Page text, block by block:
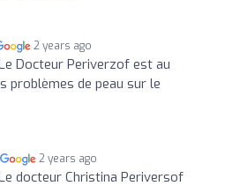
2 years ago
Docteur Periverzof est au
problèmes de peau sur le
2 years ago
docteur Christina Periversof